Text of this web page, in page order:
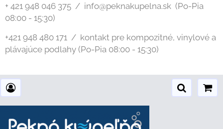
+ 421 948 046 375 / info@peknakupelna.sk (Po-Pia
08:00 - 15:30)
+421 948 480 171 / kontakt pre kompozitné, vinylové a
plávajúce podlahy (Po-Pia 08:00 - 15:30)